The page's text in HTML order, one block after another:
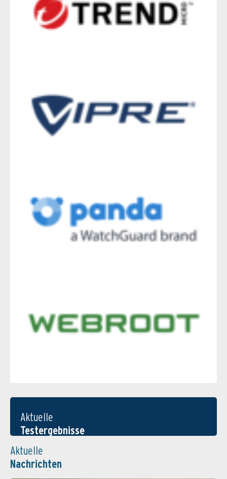
Aktuelle
Testergebnisse
Aktuelle
Nachrichten